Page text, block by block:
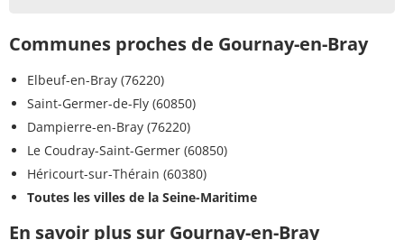
Communes proches de Gournay-en-Bray
Elbeuf-en-Bray (76220)
Saint-Germer-de-Fly (60850)
Dampierre-en-Bray (76220)
Le Coudray-Saint-Germer (60850)
Héricourt-sur-Thérain (60380)
Toutes les villes de la Seine-Maritime
En savoir plus sur Gournay-en-Bray